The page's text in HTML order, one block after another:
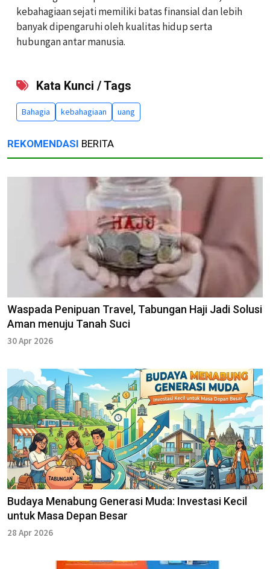
kebahagiaan sejati memiliki batas finansial dan lebih
banyak dipengaruhi oleh kualitas hidup serta
hubungan antar manusia.
Kata Kunci / Tags
Bahagia kebahagiaan uang
REKOMENDASI BERITA
Waspada Penipuan Travel, Tabungan Haji Jadi Solusi
Aman menuju Tanah Suci
30 Apr 2026
Budaya Menabung Generasi Muda: Investasi Kecil
untuk Masa Depan Besar
28 Apr 2026